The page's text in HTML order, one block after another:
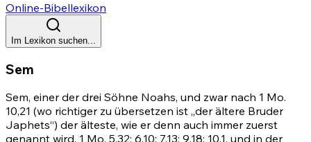
Online-Bibellexikon
Im Lexikon suchen...
Sem
Sem, einer der drei Söhne Noahs, und zwar nach 1 Mo.
10,21 (wo richtiger zu übersetzen ist „der ältere Bruder
Japhets“) der älteste, wie er denn auch immer zuerst
genannt wird, 1 Mo. 5,32; 6,10; 7,13; 9,18; 10,1, und in der